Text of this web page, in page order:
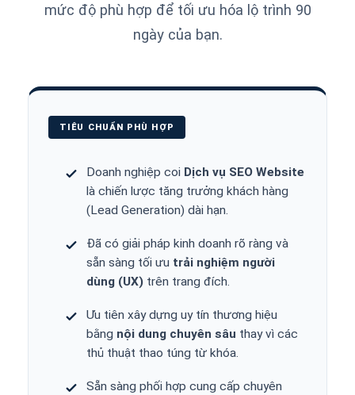
mức độ phù hợp để tối ưu hóa lộ trình 90
ngày của bạn.
TIÊU CHUẨN PHÙ HỢP
Doanh nghiệp coi Dịch vụ SEO Website
là chiến lược tăng trưởng khách hàng
(Lead Generation) dài hạn.
Đã có giải pháp kinh doanh rõ ràng và
sẵn sàng tối ưu trải nghiệm người
dùng (UX) trên trang đích.
Ưu tiên xây dựng uy tín thương hiệu
bằng nội dung chuyên sâu thay vì các
thủ thuật thao túng từ khóa.
Sẵn sàng phối hợp cung cấp chuyên